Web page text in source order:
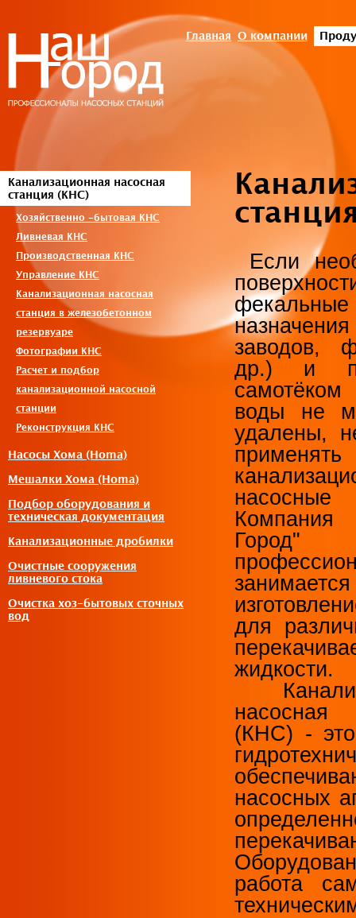
Главная О компании
Канализационная насосная
станция (КНС)
Хозяйственно -бытовая КНС
Ливневая КНС
Производственная КНС
Управление КНС
Канализационная насосная
станция в железобетонном
резервуаре
Фотографии КНС
Расчет и подбор
канализационной насосной
станции
Реконструкция КНС
Насосы Хома (Homa)
Мешалки Хома (Homa)
Подбор оборудования и
техническая документация
Канализационные дробилки
Очистные сооружения
ливневого стока
Очистка хоз-бытовых сточных
вод
Если
заводов,
др.) и
воды не
удалены,
применять
насосные
Город"
занимается
для
жидкости.
(КНС) -
насосных
работа